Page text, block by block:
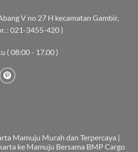
V no 27 H kecamatan Gambir,
: 021-3455-420 )
( 08:00 - 17.00 )
Mamuju Murah dan Terpercaya |
ke Mamuju Bersama BMP Cargo